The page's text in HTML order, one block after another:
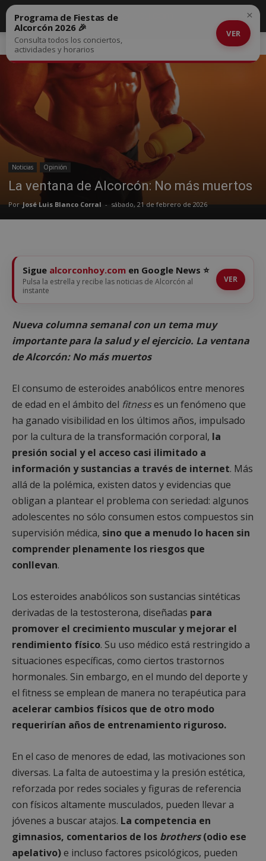
Inicio Noticias
Noticias Opinión
La ventana de Alcorcón: No más muertos
Por José Luis Blanco Corral - sábado, 21 de febrero de 2026
Programa de Fiestas de
Alcorcón 2026 🎉
Consulta todos los conciertos,
actividades y horarios
VER
×
Sigue alcorconhoy.com en Google News ⭐
Pulsa la estrella y recibe las noticias de Alcorcón al
instante
VER
Nueva columna semanal con un tema muy
importante para la salud y el ejercicio. La ventana
de Alcorcón: No más muertos
El consumo de esteroides anabólicos entre menores
de edad en el ámbito del fitnesses un fenómeno que
ha ganado visibilidad en los últimos años, impulsado
por la cultura de la transformación corporal, la
presión social y el acceso casi ilimitado a
información y sustancias a través de internet. Más
allá de la polémica, existen datos y evidencias que
obligan a plantear el problema con seriedad: algunos
adolescentes no sólo consumen estos compuestos sin
supervisión médica, sino que a menudo lo hacen sin
comprender plenamente los riesgos que
conllevan.
Los esteroides anabólicos son sustancias sintéticas
derivadas de la testosterona, diseñadas para
promover el crecimiento muscular y mejorar el
rendimiento físico. Su uso médico está restringido a
situaciones específicas, como ciertos trastornos
hormonales. Sin embargo, en el mundo del deporte y
el fitness se emplean de manera no terapéutica para
acelerar cambios físicos que de otro modo
requerirían años de entrenamiento riguroso.
En el caso de menores de edad, las motivaciones son
diversas. La falta de autoestima y la presión estética,
reforzada por redes sociales y figuras de referencia
con físicos altamente musculados, pueden llevar a
jóvenes a buscar atajos. La competencia en
gimnasios, comentarios de los brothers(odio ese
apelativo)e incluso factores psicológicos, pueden